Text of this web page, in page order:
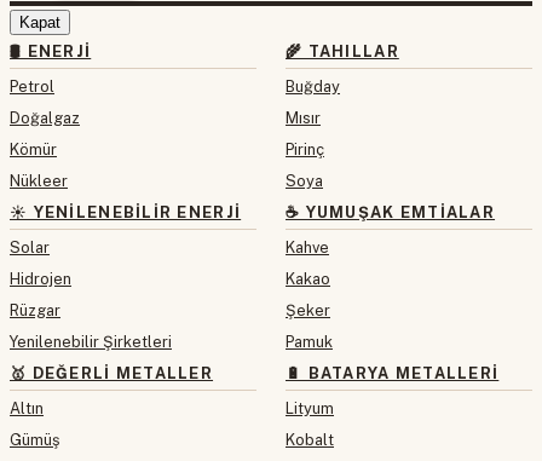
Kapat
🛢 ENERJI
Petrol
Doğalgaz
Kömür
Nükleer
☀️ YENILENEBILIR ENERJI
Solar
Hidrojen
Rüzgar
Yenilenebilir Şirketleri
🥇 DEĞERLI METALLER
Altın
Gümüş
🌾 TAHILLAR
Buğday
Mısır
Pirinç
Soya
☕ YUMUŞAK EMTIALAR
Kahve
Kakao
Şeker
Pamuk
🔋 BATARYA METALLERI
Lityum
Kobalt